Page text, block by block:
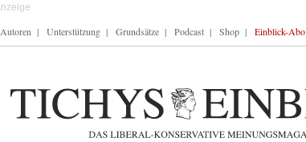
Autoren Unterstützung Grundsätze Podcast Shop Einblick-Abo